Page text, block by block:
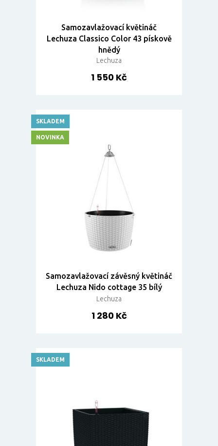
Samozavlažovací květináč
Lechuza Classico Color 43 pískově
hnědý
Lechuza
1 550 Kč
Samozavlažovací závěsný květináč
Lechuza Nido cottage 35 bílý
Lechuza
1 280 Kč
SKLADEM
NOVINKA
SKLADEM